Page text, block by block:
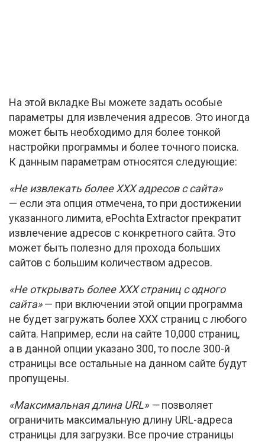
На этой вкладке Вы можете задать особые
параметры для извлечения адресов. Это иногда
может быть необходимо для более тонкой
настройки программы и более точного поиска.
К данным параметрам относятся следующие:
«Не извлекать более ХХХ адресов с сайта»
— если эта опция отмечена, то при достижении
указанного лимита, ePochta Extractor прекратит
извлечение адресов с конкретного сайта. Это
может быть полезно для прохода больших
сайтов с большим количеством адресов.
«Не открывать более ХХХ страниц с одного
сайта»— при включении этой опции программа
не будет загружать более ХХХ страниц с любого
сайта. Например, если на сайте 10,000 страниц,
а в данной опции указано 300, то после 300-й
страницы все остальные на данном сайте будут
пропущены.
«Максимальная длина URL» —позволяет
ограничить максимальную длину URL-адреса
страницы для загрузки. Все прочие страницы